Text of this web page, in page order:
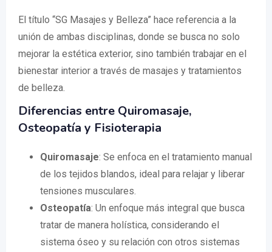
El título “SG Masajes y Belleza” hace referencia a la
unión de ambas disciplinas, donde se busca no solo
mejorar la estética exterior, sino también trabajar en el
bienestar interior a través de masajes y tratamientos
de belleza.
Diferencias entre Quiromasaje,
Osteopatía y Fisioterapia
Quiromasaje: Se enfoca en el tratamiento manual
de los tejidos blandos, ideal para relajar y liberar
tensiones musculares.
Osteopatía: Un enfoque más integral que busca
tratar de manera holística, considerando el
sistema óseo y su relación con otros sistemas